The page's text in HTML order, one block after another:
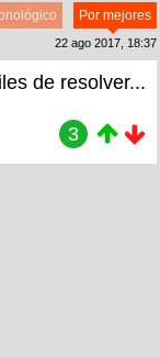
Por mejores
22 ago 2017, 18:37
de resolver...
3